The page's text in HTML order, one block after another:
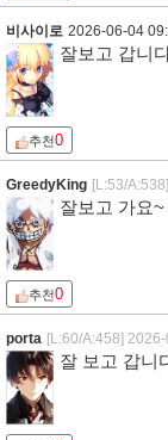
비사이로 2026-06-04
잘보고 갑니
추천0
GreedyKing [L:53/A:538]
잘보고 가요~
추천0
porta [L:60/A:458] 2026-
잘 보고 갑니